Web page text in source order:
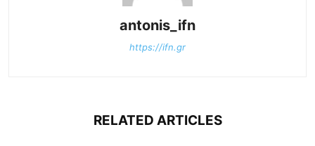
antonis_ifn
https://ifn.gr
RELATED ARTICLES